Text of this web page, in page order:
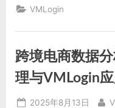
高
防
关
联
技
巧”
VMLogin
跨境电商数据
理与VMLogin应
Posted
2025年8月13日